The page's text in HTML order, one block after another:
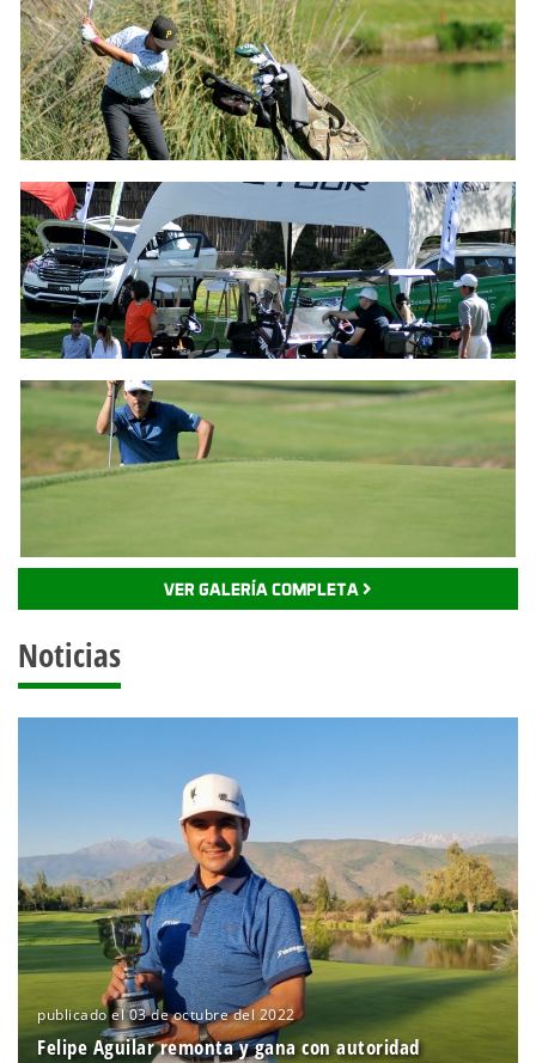
VER GALERÍA COMPLETA
Noticias
publicado el 03 de octubre del 2022
Felipe Aguilar remonta y gana con autoridad